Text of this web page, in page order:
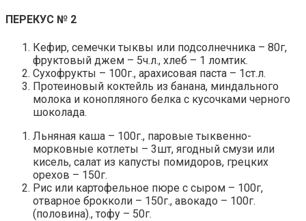
ПЕРЕКУС № 2
Кефир, семечки тыквы или подсолнечника – 80г,
фруктовый джем – 5ч.л., хлеб – 1 ломтик.
Сухофрукты – 100г., арахисовая паста – 1ст.л.
Протеиновый коктейль из банана, миндального
молока и конопляного белка с кусочками черного
шоколада.
Льняная каша – 100г., паровые тыквенно-
морковные котлеты – 3шт, ягодный смузи или
кисель, салат из капусты помидоров, грецких
орехов – 150г.
Рис или картофельное пюре с сыром – 100г,
отварное брокколи – 150г., авокадо – 100г.
(половина)., тофу – 50г.